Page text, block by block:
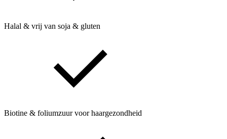
Halal & vrij van soja & gluten
Biotine & foliumzuur voor haargezondheid